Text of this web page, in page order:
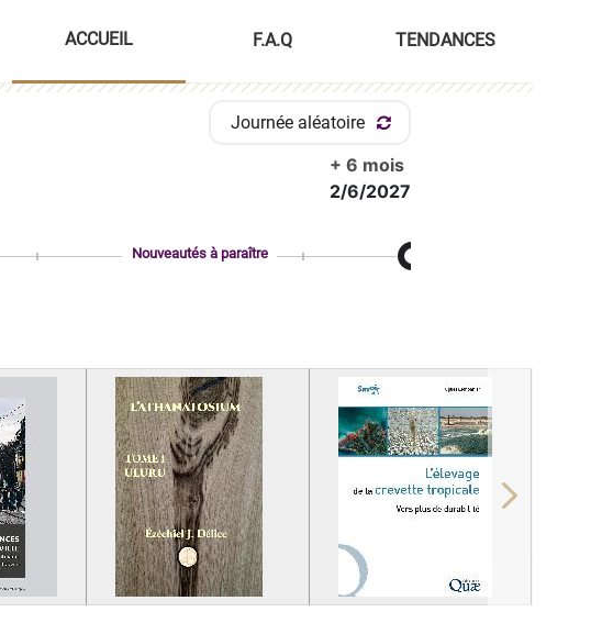
ACCUEIL F.A.Q TENDANCES
Journée aléatoire
+ 6 mois
2/6/2027
Nouveautés à paraître
Next